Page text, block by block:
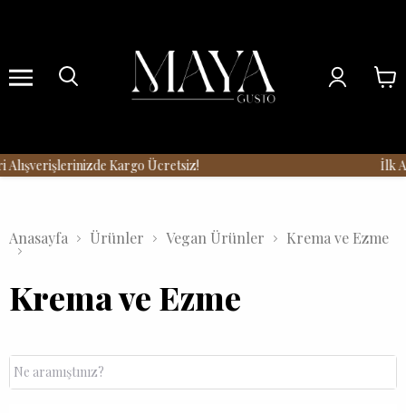
Kargo Ücretsiz! İlk
Anasayfa Ürünler Vegan Ürünler Krema ve Ezme
Krema ve Ezme